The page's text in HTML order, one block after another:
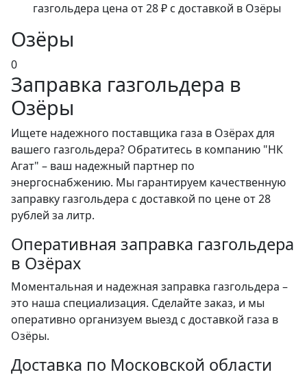
газгольдера цена от 28 ₽ с доставкой в Озёры
Озёры
0
Заправка газгольдера в
Озёры
Ищете надежного поставщика газа в Озёрах для
вашего газгольдера? Обратитесь в компанию "НК
Агат" – ваш надежный партнер по
энергоснабжению. Мы гарантируем качественную
заправку газгольдера с доставкой по цене от 28
рублей за литр.
Оперативная заправка газгольдера
в Озёрах
Моментальная и надежная заправка газгольдера –
это наша специализация. Сделайте заказ, и мы
оперативно организуем выезд с доставкой газа в
Озёры.
Доставка по Московской области